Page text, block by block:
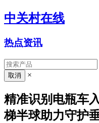
中关村在线
热点资讯
×
精准识别电瓶车
梯半球助力守护